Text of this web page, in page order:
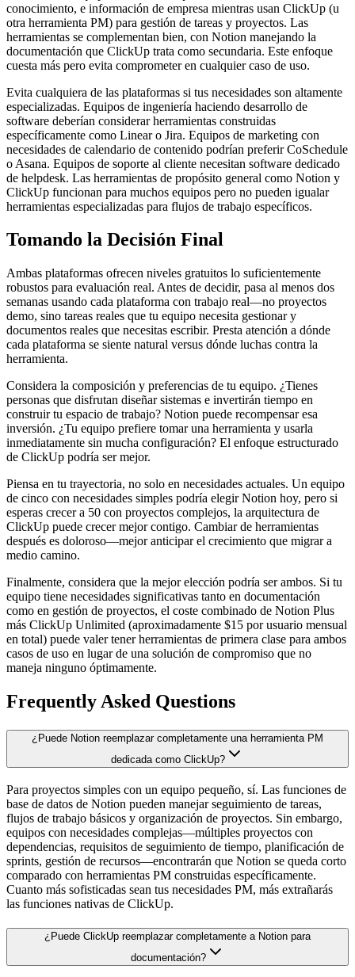
conocimiento, e información de empresa mientras usan ClickUp (u
otra herramienta PM) para gestión de tareas y proyectos. Las
herramientas se complementan bien, con Notion manejando la
documentación que ClickUp trata como secundaria. Este enfoque
cuesta más pero evita comprometer en cualquier caso de uso.
Evita cualquiera de las plataformas si tus necesidades son altamente
especializadas. Equipos de ingeniería haciendo desarrollo de
software deberían considerar herramientas construidas
específicamente como Linear o Jira. Equipos de marketing con
necesidades de calendario de contenido podrían preferir CoSchedule
o Asana. Equipos de soporte al cliente necesitan software dedicado
de helpdesk. Las herramientas de propósito general como Notion y
ClickUp funcionan para muchos equipos pero no pueden igualar
herramientas especializadas para flujos de trabajo específicos.
Tomando la Decisión Final
Ambas plataformas ofrecen niveles gratuitos lo suficientemente
robustos para evaluación real. Antes de decidir, pasa al menos dos
semanas usando cada plataforma con trabajo real—no proyectos
demo, sino tareas reales que tu equipo necesita gestionar y
documentos reales que necesitas escribir. Presta atención a dónde
cada plataforma se siente natural versus dónde luchas contra la
herramienta.
Considera la composición y preferencias de tu equipo. ¿Tienes
personas que disfrutan diseñar sistemas e invertirán tiempo en
construir tu espacio de trabajo? Notion puede recompensar esa
inversión. ¿Tu equipo prefiere tomar una herramienta y usarla
inmediatamente sin mucha configuración? El enfoque estructurado
de ClickUp podría ser mejor.
Piensa en tu trayectoria, no solo en necesidades actuales. Un equipo
de cinco con necesidades simples podría elegir Notion hoy, pero si
esperas crecer a 50 con proyectos complejos, la arquitectura de
ClickUp puede crecer mejor contigo. Cambiar de herramientas
después es doloroso—mejor anticipar el crecimiento que migrar a
medio camino.
Finalmente, considera que la mejor elección podría ser ambos. Si tu
equipo tiene necesidades significativas tanto en documentación
como en gestión de proyectos, el coste combinado de Notion Plus
más ClickUp Unlimited (aproximadamente $15 por usuario mensual
en total) puede valer tener herramientas de primera clase para ambos
casos de uso en lugar de una solución de compromiso que no
maneja ninguno óptimamente.
Frequently Asked Questions
¿Puede Notion reemplazar completamente una herramienta PM
dedicada como ClickUp?
Para proyectos simples con un equipo pequeño, sí. Las funciones de
base de datos de Notion pueden manejar seguimiento de tareas,
flujos de trabajo básicos y organización de proyectos. Sin embargo,
equipos con necesidades complejas—múltiples proyectos con
dependencias, requisitos de seguimiento de tiempo, planificación de
sprints, gestión de recursos—encontrarán que Notion se queda corto
comparado con herramientas PM construidas específicamente.
Cuanto más sofisticadas sean tus necesidades PM, más extrañarás
las funciones nativas de ClickUp.
¿Puede ClickUp reemplazar completamente a Notion para
documentación?